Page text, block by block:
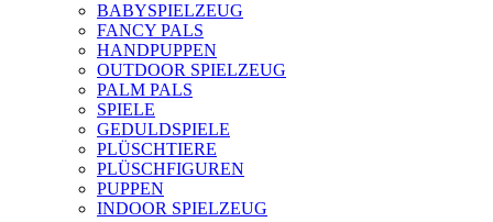
BABYSPIELZEUG
FANCY PALS
HANDPUPPEN
OUTDOOR SPIELZEUG
PALM PALS
SPIELE
GEDULDSPIELE
PLÜSCHTIERE
PLÜSCHFIGUREN
PUPPEN
INDOOR SPIELZEUG